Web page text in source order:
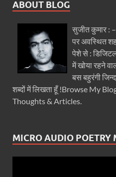
ABOUT BLOG
सुजीत कुमार : –
पर अवस्थित
पेशे से :
में खोया रहने
बस बहुरंगी
शब्दों में लिखता हूँ !Browse My
Thoughts & Articles.
MICRO AUDIO POETRY